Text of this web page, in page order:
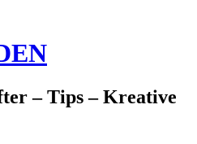
– Tips – Kreative